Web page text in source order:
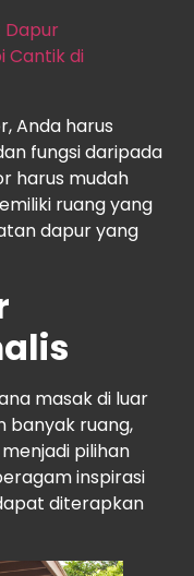
Dapur
Cantik di
Anda harus
fungsi daripada
harus mudah
ruang yang
dapur yang
masak di luar
banyak ruang,
pilihan
inspirasi
diterapkan